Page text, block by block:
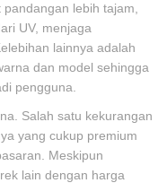
lebih tajam,
UV, menjaga
lainnya adalah
dan model sehingga
pengguna.
Salah satu kekurangan
yang cukup premium
Meskipun
lain dengan harga